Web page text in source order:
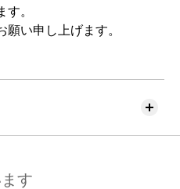
。
い申し上げます。
す